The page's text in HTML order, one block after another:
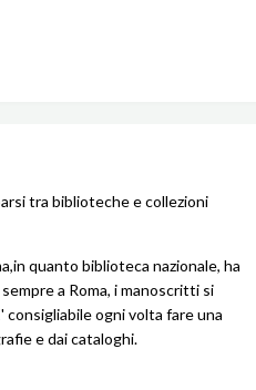
tra biblioteche e collezioni
quanto biblioteca nazionale, ha
sempre a Roma, i manoscritti si
consigliabile ogni volta fare una
e dai cataloghi.